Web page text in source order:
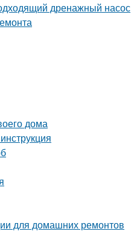
дренажный насос
дома
для домашних ремонтов